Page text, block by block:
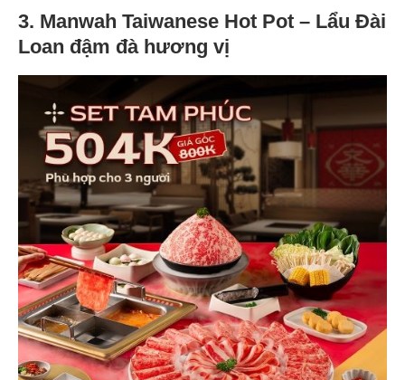
3. Manwah Taiwanese Hot Pot – Lẩu Đài
Loan đậm đà hương vị